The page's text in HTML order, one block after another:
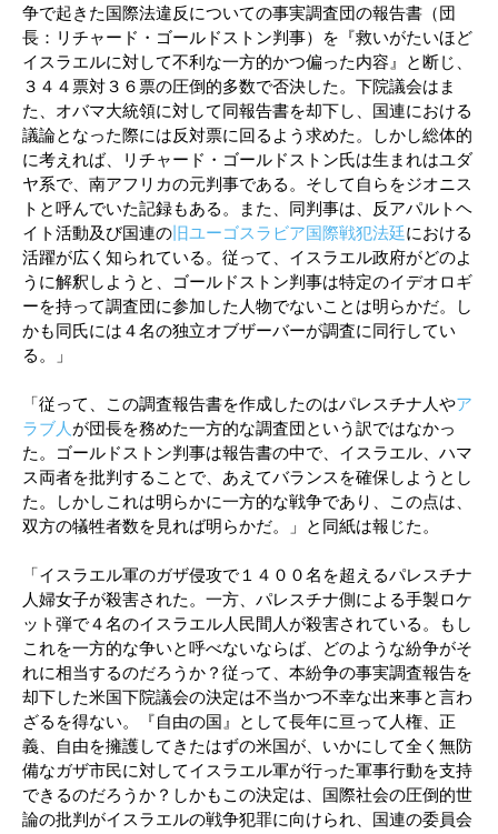
争で起きた国際法違反についての事実調査団の報告書（団
長：リチャード・ゴールドストン判事）を『救いがたいほど
イスラエルに対して不利な一方的かつ偏った内容』と断じ、
３４４票対３６票の圧倒的多数で否決した。下院議会はま
た、オバマ大統領に対して同報告書を却下し、国連における
議論となった際には反対票に回るよう求めた。しかし総体的
に考えれば、リチャード・ゴールドストン氏は生まれはユダ
ヤ系で、南アフリカの元判事である。そして自らをジオニス
トと呼んでいた記録もある。また、同判事は、反アパルトヘ
イト活動及び国連の 旧ユーゴスラビア国際戦犯法廷における
活躍が広く知られている。従って、イスラエル政府がどのよ
うに解釈しようと、ゴールドストン判事は特定のイデオロギ
ーを持って調査団に参加した人物でないことは明らかだ。し
かも同氏には４名の独立オブザーバーが調査に同行してい
る。」
「従って、この調査報告書を作成したのはパレスチナ人やア
ラブ人が団長を務めた一方的な調査団という訳ではなかっ
た。ゴールドストン判事は報告書の中で、イスラエル、ハマ
ス両者を批判することで、あえてバランスを確保しようとし
た。しかしこれは明らかに一方的な戦争であり、この点は、
双方の犠牲者数を見れば明らかだ。」と同紙は報じた。
「イスラエル軍のガザ侵攻で１４００名を超えるパレスチナ
人婦女子が殺害された。一方、パレスチナ側による手製ロケ
ット弾で４名のイスラエル人民間人が殺害されている。もし
これを一方的な争いと呼べないならば、どのような紛争がそ
れに相当するのだろうか？従って、本紛争の事実調査報告を
却下した米国下院議会の決定は不当かつ不幸な出来事と言わ
ざるを得ない。『自由の国』として長年に亘って人権、正
義、自由を擁護してきたはずの米国が、いかにして全く無防
備なガザ市民に対してイスラエル軍が行った軍事行動を支持
できるのだろうか？しかもこの決定は、国際社会の圧倒的世
論の批判がイスラエルの戦争犯罪に向けられ、国連の委員会